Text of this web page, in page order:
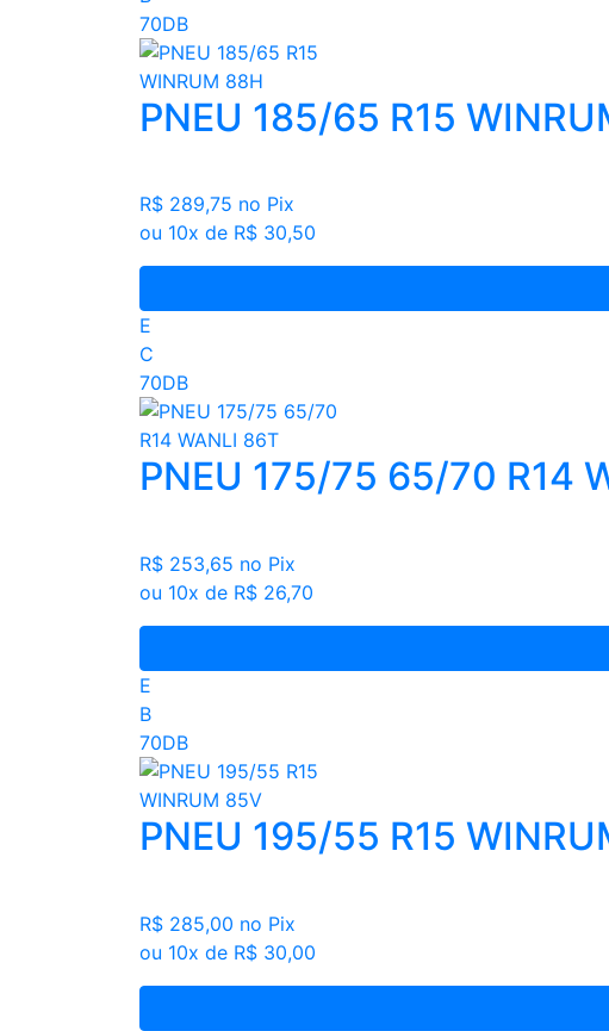
70DB
PNEU 185/65 R15
R$ 289,75 no Pix
ou 10x de R$ 30,50
E
C
70DB
PNEU 175/75 65/70 R14
R$ 253,65 no Pix
ou 10x de R$ 26,70
E
B
70DB
PNEU 195/55 R15
R$ 285,00 no Pix
ou 10x de R$ 30,00